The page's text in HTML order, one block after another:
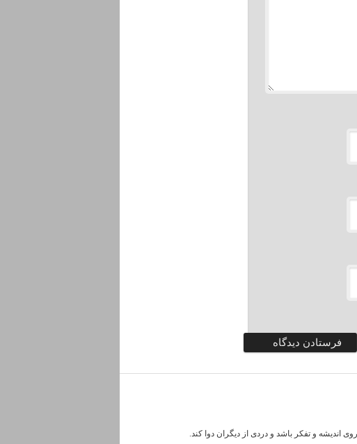
اندیشه و تفکر باشد و دردی از دیگران دوا کند.